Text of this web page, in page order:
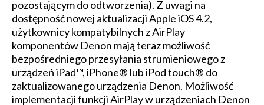
pozostającym do odtworzenia). Z uwagi na
dostępność nowej aktualizacji Apple iOS 4.2,
użytkownicy kompatybilnych z AirPlay
komponentów Denon mają teraz możliwość
bezpośredniego przesyłania strumieniowego z
urządzeń iPad™, iPhone® lub iPod touch® do
zaktualizowanego urządzenia Denon. Możliwość
implementacji funkcji AirPlay w urządzeniach Denon